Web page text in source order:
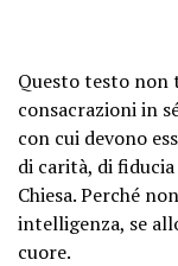
Questo testo non
consacrazioni in
con cui devono
di carità, di
Chiesa. Perché
intelligenza, se
cuore.